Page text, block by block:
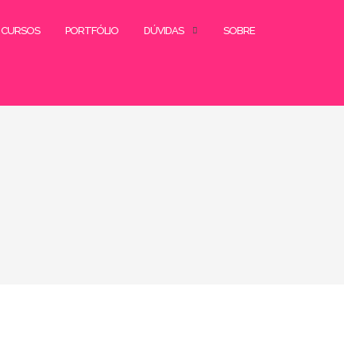
CURSOS PORTFÓLIO DÚVIDAS SOBRE